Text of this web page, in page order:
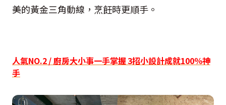
美的黃金三角動線，烹飪時更順手。
人氣NO.2 / 廚房大小事一手掌握 3招小設計成就100％神
手